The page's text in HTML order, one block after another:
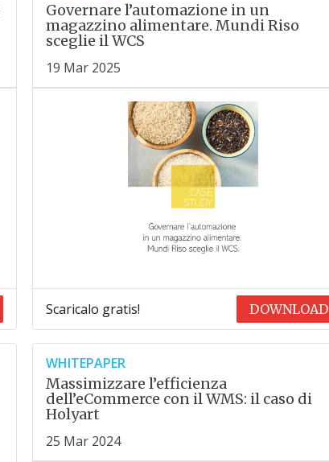
Governare l’automazione in un
magazzino alimentare. Mundi Riso
sceglie il WCS
19 Mar 2025
Scaricalo gratis! DOWNLOAD
WHITEPAPER
Massimizzare l’efficienza
dell’eCommerce con il WMS: il caso di
Holyart
25 Mar 2024